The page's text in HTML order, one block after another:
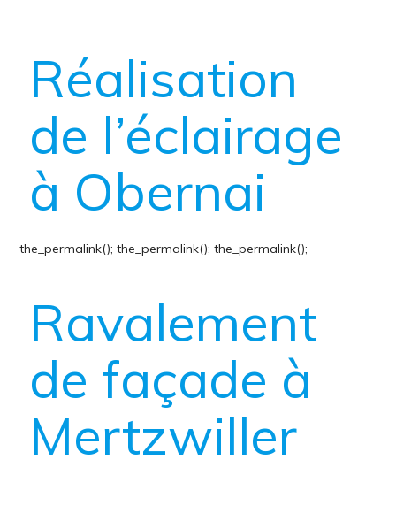
Réalisation
de l’éclairage
à Obernai
the_permalink();
Ravalement
de façade à
Mertzwiller
the_permalink();the_permalink();